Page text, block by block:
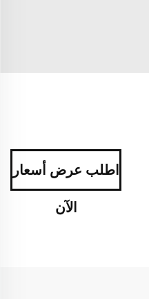
اطلب عرض أسعار
الآن